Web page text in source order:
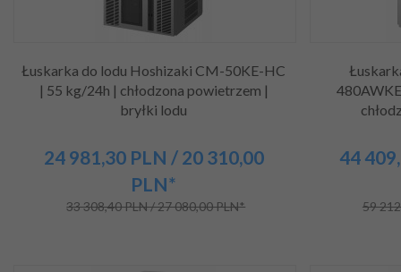
Łuskarka do lodu Hoshizaki CM-50KE-HC
| 55 kg/24h | chłodzona powietrzem |
bryłki lodu
24 981,30PLN / 20 310,00
PLN*
33 308,40 PLN / 27 080,00 PLN*
44 409,
59